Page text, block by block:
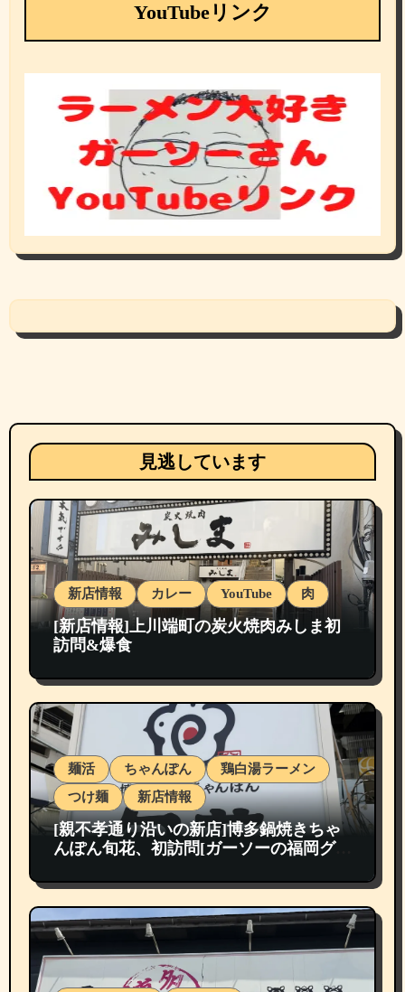
YouTubeリンク
見逃しています
新店情報 カレー YouTube 肉
[新店情報]上川端町の炭火焼肉みしま初
訪問&爆食
麺活 ちゃんぽん
鶏白湯ラーメン
つけ麺
新店情報
[親不孝通り沿いの新店]博多鍋焼きちゃ
んぽん旬花、初訪問[ガーソーの福岡グル